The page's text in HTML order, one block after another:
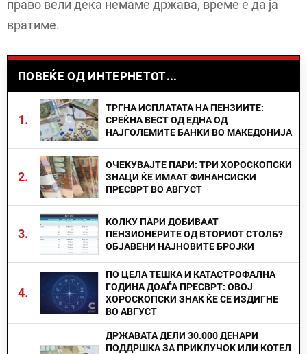
право вели дека немаме држава, време е да ја
вратиме.
ПОВЕЌЕ ОД ИНТЕРНЕТОТ...
1.
ТРГНА ИСПЛАТАТА НА ПЕНЗИИТЕ:
СРЕЌНА ВЕСТ ОД ЕДНА ОД
НАЈГОЛЕМИТЕ БАНКИ ВО МАКЕДОНИЈА
2.
ОЧЕКУВАЈТЕ ПАРИ: ТРИ ХОРОСКОПСКИ
ЗНАЦИ ЌЕ ИМААТ ФИНАНСИСКИ
ПРЕСВРТ ВО АВГУСТ
3.
КОЛКУ ПАРИ ДОБИВААТ
ПЕНЗИОНЕРИТЕ ОД ВТОРИОТ СТОЛБ?
ОБЈАВЕНИ НАЈНОВИТЕ БРОЈКИ
4.
ПО ЦЕЛА ТЕШКА И КАТАСТРОФАЛНА
ГОДИНА ДОАЃА ПРЕСВРТ: ОВОЈ
ХОРОСКОПСКИ ЗНАК ЌЕ СЕ ИЗДИГНЕ
ВО АВГУСТ
ДРЖАВАТА ДЕЛИ 30.000 ДЕНАРИ
ПОДДРШКА ЗА ПРИКЛУЧОК ИЛИ КОТЕЛ